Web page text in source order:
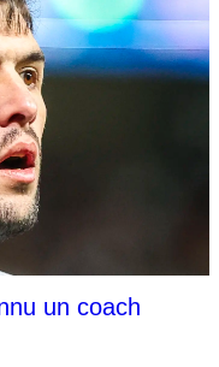
un coach